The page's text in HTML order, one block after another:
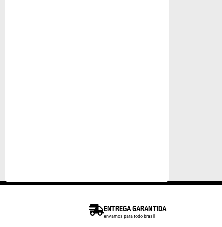
ENTREGA GARANTIDA
enviamos para todo brasil